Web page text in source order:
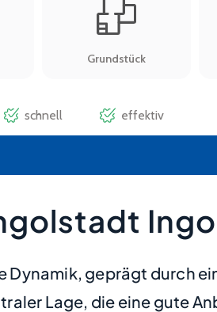
geprägt durch
Lage, die eine gute